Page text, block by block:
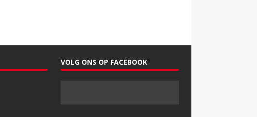
VOLG ONS OP FACEBOOK